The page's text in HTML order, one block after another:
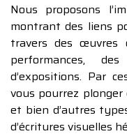
Nous proposons
montrant des liens
travers des œuvres
performances,
d’expositions. Par
vous pourrez
et bien d’autres
d’écritures visuelles